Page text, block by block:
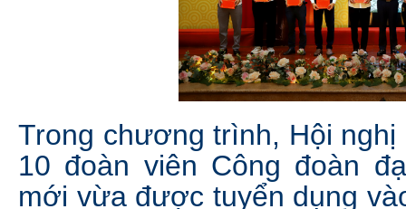
Trong chương trình, Hội
10 đoàn viên Công đoàn
mới vừa được tuyển dụng